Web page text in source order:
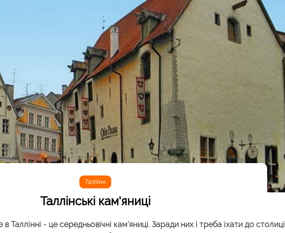
Таллінн
Таллінські кам'яниці
Таллінні - це середньовічні кам’яниці. Заради них і треба їхати до столиці